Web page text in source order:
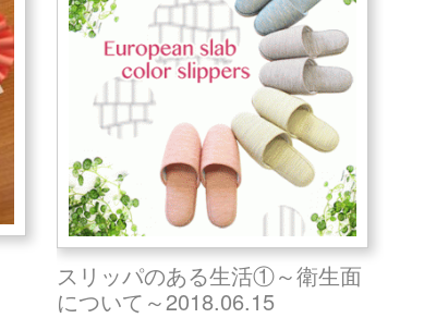
スリッパのある生活①～衛生面
について～2018.06.15